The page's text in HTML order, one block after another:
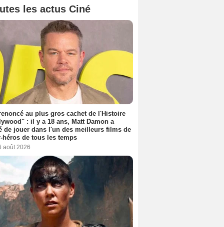
les actus Ciné
au plus gros cachet de l'Histoire
: il y a 18 ans, Matt Damon a
de jouer dans l'un des meilleurs films de
héros de tous les temps
août 2026